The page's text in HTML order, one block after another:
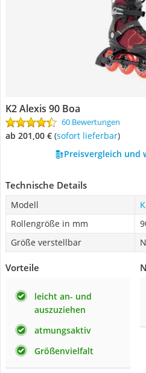
K2 Alexis 90 Boa
60 Bewertungen
ab 201,00 € ( Sofort lieferbar)
Preisvergleich und
Technische Details
Modell
Rollengröße in mm
Größe verstellbar
Vorteile
leicht an- und
auszuziehen
atmungsaktiv
Größenvielfalt